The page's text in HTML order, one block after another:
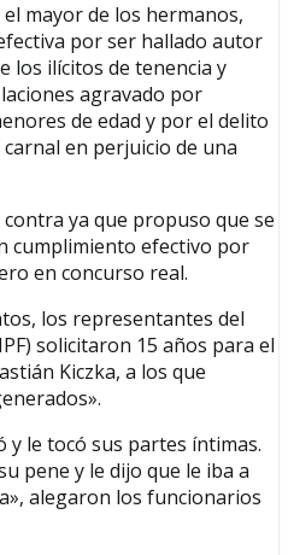
mayor de los hermanos,
por ser hallado autor
los ilícitos de tenencia y
agravado por
de edad y por el delito
en perjuicio de una
ya que propuso que se
cumplimiento efectivo por
en concurso real.
los representantes del
solicitaron 15 años para el
Kiczka, a los que
y le tocó sus partes íntimas.
pene y le dijo que le iba a
alegaron los funcionarios